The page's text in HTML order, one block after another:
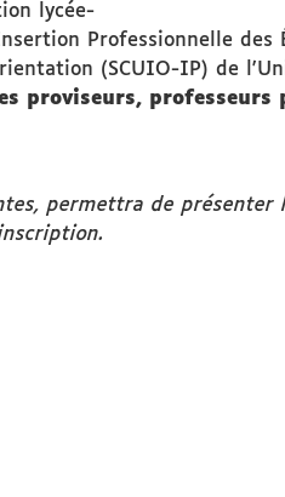
lycée-
Professionnelle des
(SCUIO-IP) de
proviseurs, professeurs
permettra de présenter